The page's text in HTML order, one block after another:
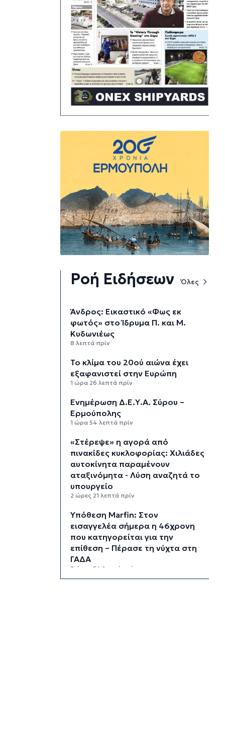
Ροή Ειδήσεων Όλες
Άνδρος: Εικαστικό «Φως εκ
φωτός» στο Ίδρυμα Π. και Μ.
Κυδωνιέως
8 λεπτά πρίν
Το κλίμα του 20ού αιώνα έχει
εξαφανιστεί στην Ευρώπη
1 ώρα 26 λεπτά πρίν
Ενημέρωση Δ.Ε.Υ.Α. Σύρου –
Ερμούπολης
1 ώρα 54 λεπτά πρίν
«Στέρεψε» η αγορά από
πινακίδες κυκλοφορίας: Χιλιάδες
αυτοκίνητα παραμένουν
αταξινόμητα - Λύση αναζητά το
υπουργείο
2 ώρες 21 λεπτά πρίν
Υπόθεση Marfin: Στον
εισαγγελέα σήμερα η 46χρονη
που κατηγορείται για την
επίθεση – Πέρασε τη νύχτα στη
ΓΑΔΑ
2 ώρες 54 λεπτά πρίν